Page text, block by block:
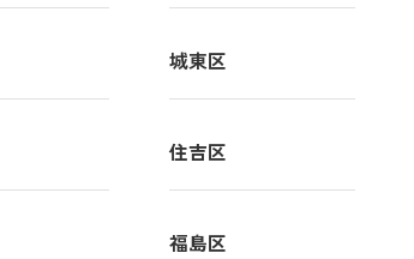
城東区
住吉区
福島区